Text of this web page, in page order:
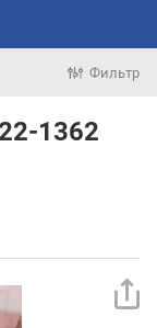
Фильтр
1362